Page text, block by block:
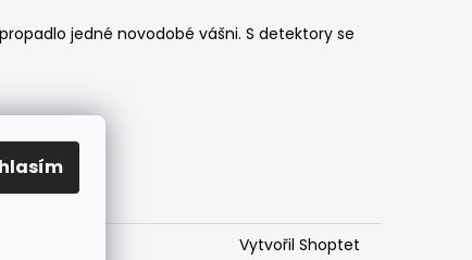
jedné novodobé vášni. S detektory se
Vytvořil Shoptet